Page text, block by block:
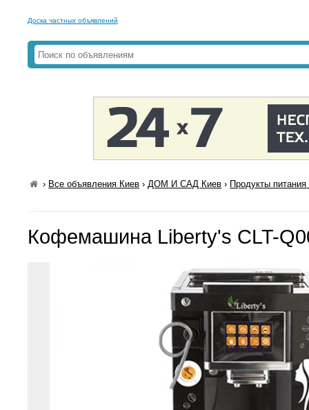
Доска частных объявлений
› Все объявления Киев ›ДОМ И САД Киев › Продукты
Кофемашина Liberty's CLT-